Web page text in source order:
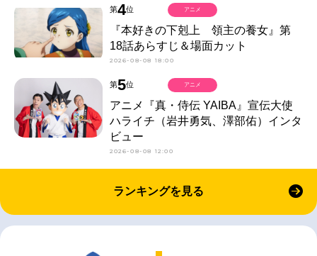
第4位
『本好きの下剋上 領主の養女』第
18話あらすじ＆場面カット
2026-08-08 18:00
アニメ
第5位
アニメ『真・侍伝 YAIBA』宣伝大使
ハライチ（岩井勇気、澤部佑）インタ
ビュー
2026-08-08 12:00
アニメ
ランキングを見る